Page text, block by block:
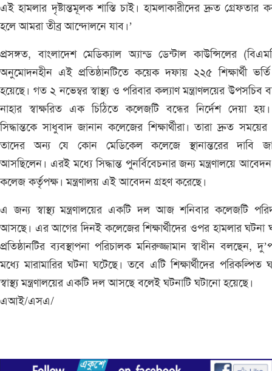
এই হামলার দৃষ্টান্তমূলক শাস্তি চাই। হামলাকারীদের দ্রুত গ্রেফতার
হলে আমরা তীব্র আন্দোলনে যাব।’
প্রসঙ্গত, বাংলাদেশ মেডিক্যাল অ্যান্ড ডেন্টাল কাউন্সিলের
অনুমোদনহীন এই প্রতিষ্ঠানটিতে কয়েক দফায় ২২৫ শিক্ষার্থী
হয়েছে। গত ২ নভেম্বর স্বাস্থ্য ও পরিবার কল্যাণ মন্ত্রাণলয়ের উপসচিব
নাহার স্বাক্ষরিত এক চিঠিতে কলেজটি বন্ধের নির্দেশ দেয়া
সিদ্ধান্তকে সাধুবাদ জানান কলেজের শিক্ষার্থীরা। তারা দ্রুত সময়ের
তাদের অন্য যে কোন মেডিকেল কলেজে স্থানান্তরের দাবি
আসছিলেন। এরই মধ্যে সিদ্ধান্ত পুনর্বিবেচনার জন্য মন্ত্রণালয়ে
কলেজ কর্তৃপক্ষ। মন্ত্রণালয় এই আবেদন গ্রহণ করেছে।
এ জন্য স্বাস্থ্য মন্ত্রণালয়ের একটি দল আজ শনিবার কলেজটি
আসছে। এর আগের দিনই কলেজের শিক্ষার্থীদের ওপর হামলার ঘটনা
প্রতিষ্ঠানটির ব্যবস্থাপনা পরিচালক মনিরুজ্জামান স্বাধীন বলছেন,
মধ্যে মারামারির ঘটনা ঘটেছে। তবে এটি শিক্ষার্থীদের পরিকল্পিত
স্বাস্থ্য মন্ত্রণালয়ের একটি দল আসছে বলেই ঘটনাটি ঘটানো হয়েছে।
এআই/এসএ/